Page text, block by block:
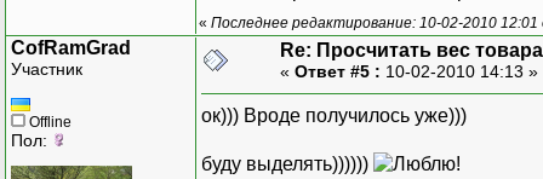
« Последнее редактирование: 10-02-2010
CofRamGrad
Участник
Offline
Пол:
Re: Просчитать вес товара
« Ответ #5 : 10-02-2010 14:13 »
ок))) Вроде получилось уже)))
буду выделять))))))